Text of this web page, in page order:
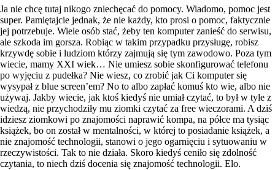
Ja nie chcę tutaj nikogo zniechęcać do pomocy. Wiadomo, pomoc jest
super. Pamiętajcie jednak, że nie każdy, kto prosi o pomoc, faktycznie
jej potrzebuje. Wiele osób stać, żeby ten komputer zanieść do serwisu,
ale szkoda im gorsza. Robiąc w takim przypadku przysługę, robisz
krzywdę sobie i ludziom którzy zajmują się tym zawodowo. Poza tym
wiecie, mamy XXI wiek… Nie umiesz sobie skonfigurować telefonu
po wyjęciu z pudełka? Nie wiesz, co zrobić jak Ci komputer się
wysypał z blue screen’em? No to albo zapłać komuś kto wie, albo nie
używaj. Jakby wiecie, jak ktoś kiedyś nie umiał czytać, to był w tyle z
wiedzą, nie przychodziły mu ziomki czytać za free wieczorami. A dziś
idziesz ziomkowi po znajomości naprawić kompa, na półce ma tysiąc
książek, bo on został w mentalności, w której to posiadanie książek, a
nie znajomość technologii, stanowi o jego ogarnięciu i sytuowaniu w
rzeczywistości. Tak to nie działa. Skoro kiedyś ceniło się zdolność
czytania, to niech dziś docenia się znajomość technologii. Elo.